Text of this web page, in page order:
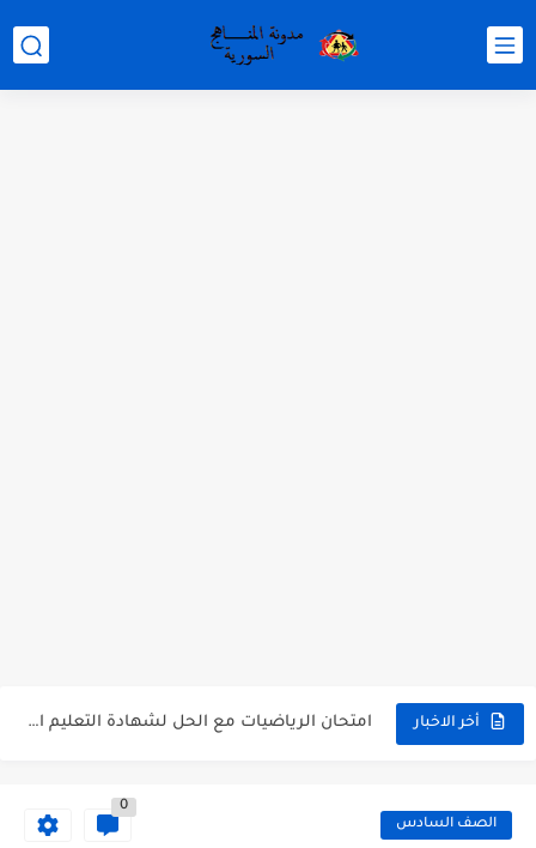
أخر الاخبار امتحان الرياضيات مع الحل لشهادة التعليم الاساسي والاعدادية الشرعية دورة...
الصف السادس
0